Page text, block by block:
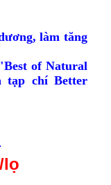
làm tăng
of Natural
tạp chí Better
lọ